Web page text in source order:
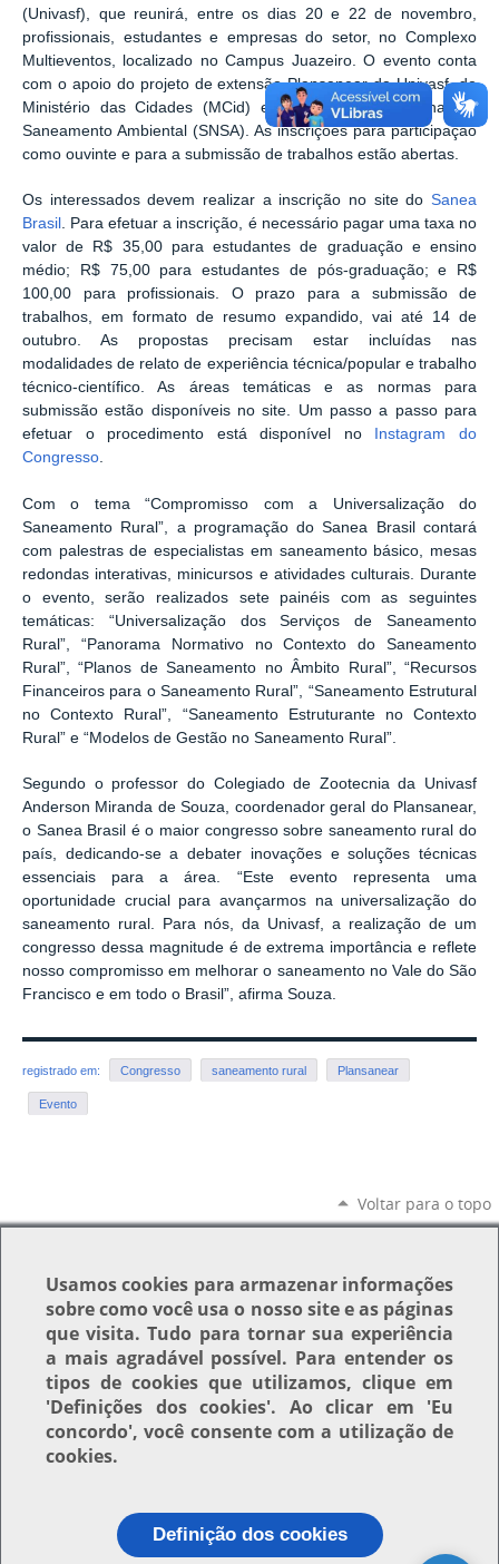
(Univasf), que reunirá, entre os dias 20 e 22 de novembro,
profissionais, estudantes e empresas do setor, no Complexo
Multieventos, localizado no Campus Juazeiro. O evento conta
com o apoio do projeto de extensão Plansanear da Univasf, do
Ministério das Cidades (MCid) e da Secretaria Nacional de
Saneamento Ambiental (SNSA). As inscrições para participação
como ouvinte e para a submissão de trabalhos estão abertas.
Os interessados devem realizar a inscrição no site do Sanea
Brasil . Para efetuar a inscrição, é necessário pagar uma taxa no
valor de R$ 35,00 para estudantes de graduação e ensino
médio; R$ 75,00 para estudantes de pós-graduação; e R$
100,00 para profissionais. O prazo para a submissão de
trabalhos, em formato de resumo expandido, vai até 14 de
outubro. As propostas precisam estar incluídas nas
modalidades de relato de experiência técnica/popular e trabalho
técnico-científico. As áreas temáticas e as normas para
submissão estão disponíveis no site. Um passo a passo para
efetuar o procedimento está disponível no
Instagram do
Congresso.
Com o tema “Compromisso com a Universalização do
Saneamento Rural”, a programação do Sanea Brasil contará
com palestras de especialistas em saneamento básico, mesas
redondas interativas, minicursos e atividades culturais. Durante
o evento, serão realizados sete painéis com as seguintes
temáticas: “Universalização dos Serviços de Saneamento
Rural”, “Panorama Normativo no Contexto do Saneamento
Rural”, “Planos de Saneamento no Âmbito Rural”, “Recursos
Financeiros para o Saneamento Rural”, “Saneamento Estrutural
no Contexto Rural”, “Saneamento Estruturante no Contexto
Rural” e “Modelos de Gestão no Saneamento Rural”.
Segundo o professor do Colegiado de Zootecnia da Univasf
Anderson Miranda de Souza, coordenador geral do Plansanear,
o Sanea Brasil é o maior congresso sobre saneamento rural do
país, dedicando-se a debater inovações e soluções técnicas
essenciais para a área. “Este evento representa uma
oportunidade crucial para avançarmos na universalização do
saneamento rural. Para nós, da Univasf, a realização de um
congresso dessa magnitude é de extrema importância e reflete
nosso compromisso em melhorar o saneamento no Vale do São
Francisco e em todo o Brasil”, afirma Souza.
registrado em: Congresso saneamento rural Plansanear
Evento
Voltar para o topo
Usamoscookies para armazenar informações
sobre como você usa o nosso site e as páginas
que visita. Tudo para tornar sua experiência
a mais agradável possível. Para entender os
tipos de cookies que utilizamos, clique em
'Definições dos cookies'. Ao clicar em 'Eu
concordo', você consente com a utilização de
cookies.